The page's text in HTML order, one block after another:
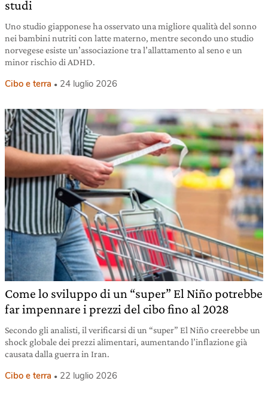
studi
Uno studio giapponese ha osservato una migliore qualità del sonno
nei bambini nutriti con latte materno, mentre secondo uno studio
norvegese esiste un’associazione tra l’allattamento al seno e un
minor rischio di ADHD.
Cibo e terra 24 luglio 2026
Come lo sviluppo di un “super” El Niño potrebbe
far impennare i prezzi del cibo fino al 2028
Secondo gli analisti, il verificarsi di un “super” El Niño creerebbe un
shock globale dei prezzi alimentari, aumentando l’inflazione già
causata dalla guerra in Iran.
Cibo e terra 22 luglio 2026